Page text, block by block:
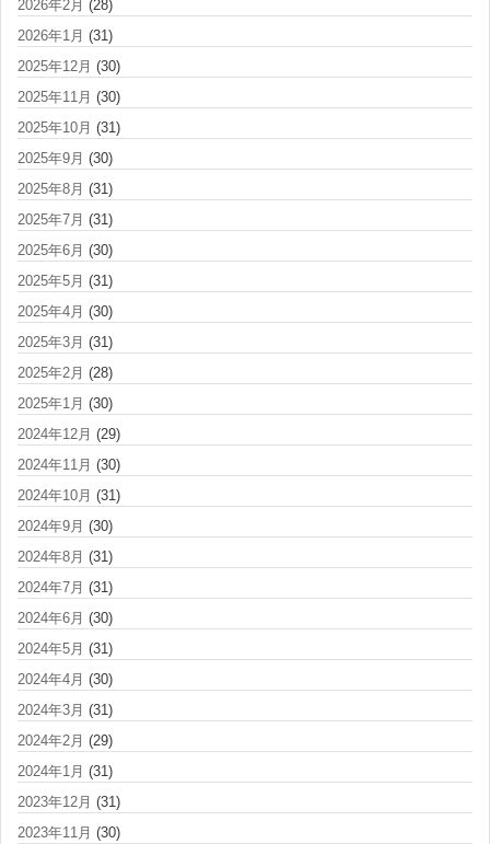
2026年2月 (28)
2026年1月 (31)
2025年12月 (30)
2025年11月 (30)
2025年10月 (31)
2025年9月 (30)
2025年8月 (31)
2025年7月 (31)
2025年6月 (30)
2025年5月 (31)
2025年4月 (30)
2025年3月 (31)
2025年2月 (28)
2025年1月 (30)
2024年12月 (29)
2024年11月 (30)
2024年10月 (31)
2024年9月 (30)
2024年8月 (31)
2024年7月 (31)
2024年6月 (30)
2024年5月 (31)
2024年4月 (30)
2024年3月 (31)
2024年2月 (29)
2024年1月 (31)
2023年12月 (31)
2023年11月 (30)